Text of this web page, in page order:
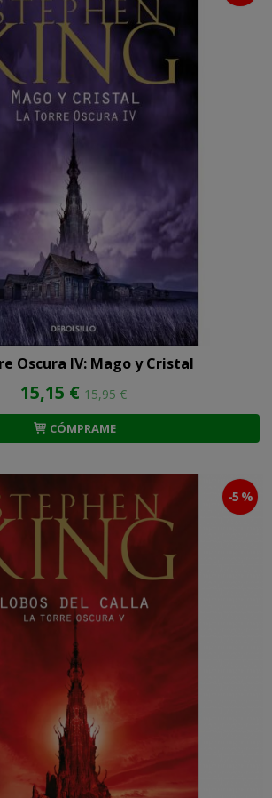
Oscura IV: Mago y Cristal
15,15 € 15,95 €
CÓMPRAME
-5 %